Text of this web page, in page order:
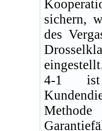
sichern,
des
4-1